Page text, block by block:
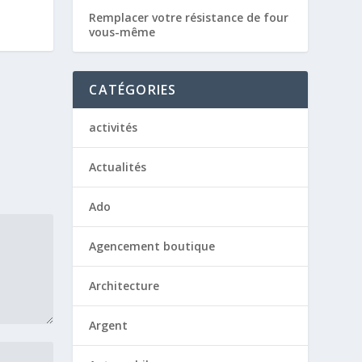
Remplacer votre résistance de four
vous-même
CATÉGORIES
activités
Actualités
Ado
Agencement boutique
Architecture
Argent